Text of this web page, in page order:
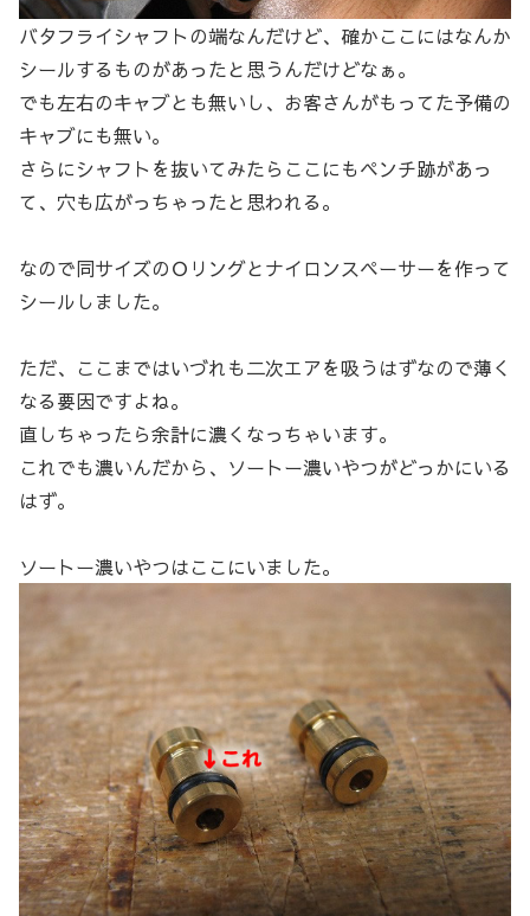
バタフライシャフトの端なんだけど、確かここにはなんか
シールするものがあったと思うんだけどなぁ。
でも左右のキャブとも無いし、お客さんがもってた予備の
キャブにも無い。
さらにシャフトを抜いてみたらここにもペンチ跡があっ
て、穴も広がっちゃったと思われる。
なので同サイズのＯリングとナイロンスペーサーを作って
シールしました。
ただ、ここまではいづれも二次エアを吸うはずなので薄く
なる要因ですよね。
直しちゃったら余計に濃くなっちゃいます。
これでも濃いんだから、ソートー濃いやつがどっかにいる
はず。
ソートー濃いやつはここにいました。